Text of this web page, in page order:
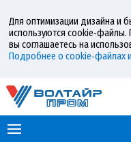
Для оптимизации дизайна и
используются
вы соглашаетесь на
Подробнее о cookie‑файлах